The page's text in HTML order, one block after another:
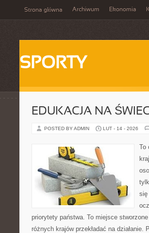
Strona główna Archiwum Ekonomia
SPORTY
EDUKACJA NA
POSTED BY ADMIN LUT - 14 - 2026
To
się
priorytety państwa. To miejsce
różnych krajów przekładać na